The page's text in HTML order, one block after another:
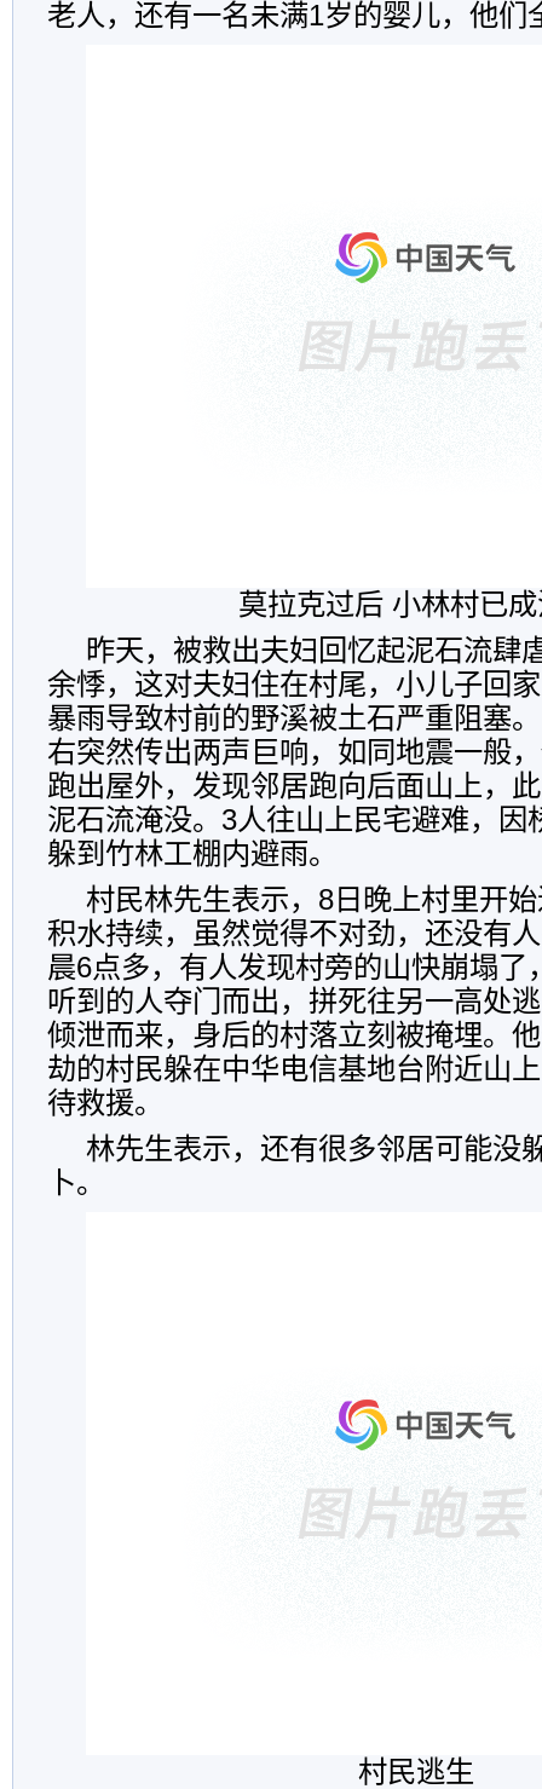
老人，还有一名未满1岁的婴儿，他们
莫拉克过后 小林村已
昨天，被救出夫妇回忆起泥石流肆
余悸，这对夫妇住在村尾，小儿子回
暴雨导致村前的野溪被土石严重阻塞
右突然传出两声巨响，如同地震一般
跑出屋外，发现邻居跑向后面山上，
泥石流淹没。3人往山上民宅避难，因
躲到竹林工棚内避雨。
村民林先生表示，8日晚上村里开
积水持续，虽然觉得不对劲，还没有
晨6点多，有人发现村旁的山快崩塌了
听到的人夺门而出，拼死往另一高处
倾泄而来，身后的村落立刻被掩埋。
劫的村民躲在中华电信基地台附近山
待救援。
林先生表示，还有很多邻居可能没
卜。
村民逃生